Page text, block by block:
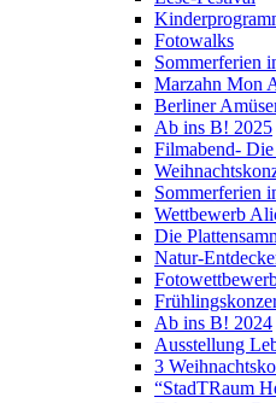
Fotowalks
Sommerferien
Marzahn Mon
Berliner
Ab ins B! 2025
Filmabend-
Sommerferien
Wettbewerb
Die
Natur-
Ab ins B! 2024
Ausstellung
3
“StadTRaum